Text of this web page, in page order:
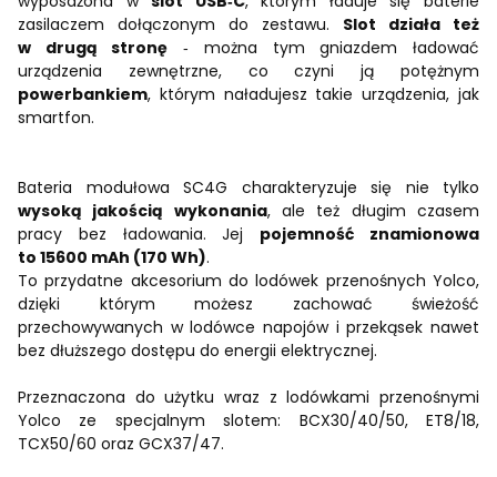
zasilaczem dołączonym do zestawu. Slot działa też
w drugą stronę ‑ można tym gniazdem ładować
urządzenia zewnętrzne, co czyni ją potężnym
powerbankiem, którym naładujesz takie urządzenia, jak
smartfon.
Bateria modułowa SC4G charakteryzuje się nie tylko
wysoką jakością wykonania, ale też długim czasem
pracy bez ładowania. Jej pojemność znamionowa
to 15600 mAh (170 Wh).
To przydatne akcesorium do lodówek przenośnych Yolco,
dzięki którym możesz zachować świeżość
przechowywanych w lodówce napojów i przekąsek nawet
bez dłuższego dostępu do energii elektrycznej.
Przeznaczona do użytku wraz z lodówkami przenośnymi
Yolco ze specjalnym slotem: BCX30/40/50, ET8/18,
TCX50/60 oraz GCX37/47.